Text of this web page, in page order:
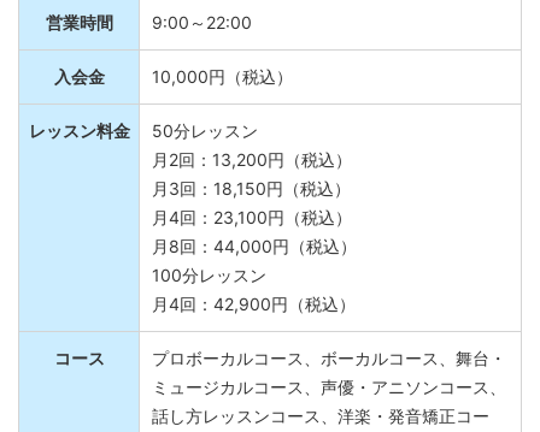
営業時間 9:00～22:00
入会金 10,000円（税込）
レッスン料金
50分レッスン
月2回：13,200円（税込）
月3回：18,150円（税込）
月4回：23,100円（税込）
月8回：44,000円（税込）
100分レッスン
月4回：42,900円（税込）
コース
プロボーカルコース、ボーカルコース、舞台・
ミュージカルコース、声優・アニソンコース、
話し方レッスンコース、洋楽・発音矯正コー